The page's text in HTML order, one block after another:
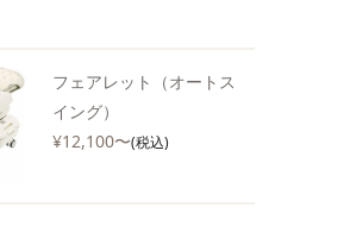
フェアレット（オートス
イング）
¥12,100〜(税込)